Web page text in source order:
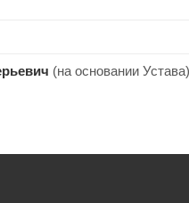
(на основании Устава)